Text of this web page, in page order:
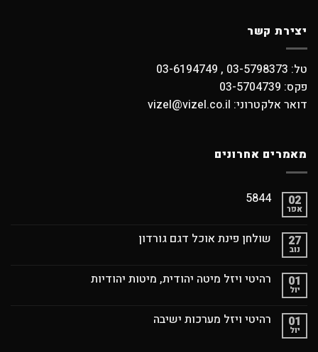
יצירת קשר
טל: 03-5798373 , 03-6194749
פקס: 03-5704739
דואר אלקטרוני: vizel@vizel.co.il
מאמרים אחרונים
02
אפר
5844
27
נוב
שולחן פינת אוכל דגם גורדון
01
יול
רהיטי ויזל מיטה יהודית, מיטות יהודיות
01
יול
רהיטי ויזל מערכות ישיבה